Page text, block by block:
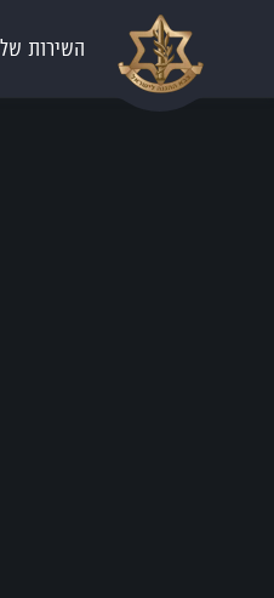
השירות